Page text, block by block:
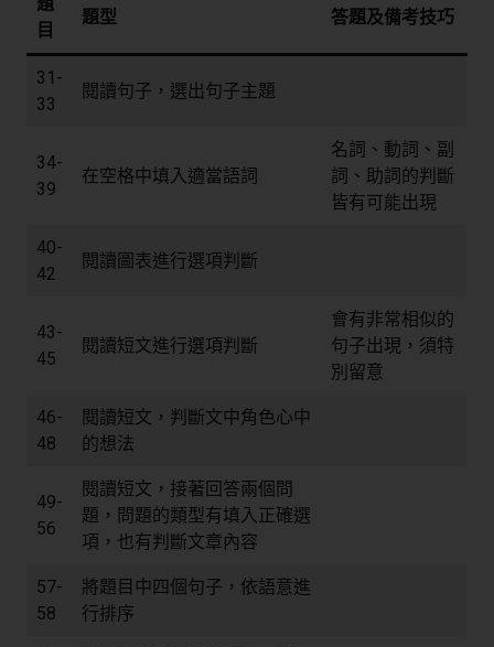
目
題型 答題及備考技巧
31-
33
閱讀句子，選出句子主題
34-
39
在空格中填入適當語詞
名詞、動詞、副
詞、助詞的判斷
皆有可能出現
40-
42
閱讀圖表進行選項判斷
43-
45
閱讀短文進行選項判斷
會有非常相似的
句子出現，須特
別留意
46-
48
閱讀短文，判斷文中角色心中
的想法
49-
56
閱讀短文，接著回答兩個問
題，問題的類型有填入正確選
項，也有判斷文章內容
57-
58
將題目中四個句子，依語意進
行排序